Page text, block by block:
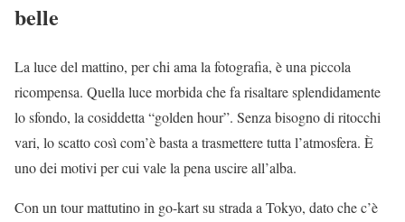
belle
La luce del mattino, per chi ama la fotografia, è una piccola
ricompensa. Quella luce morbida che fa risaltare splendidamente
lo sfondo, la cosiddetta “golden hour”. Senza bisogno di ritocchi
vari, lo scatto così com’è basta a trasmettere tutta l’atmosfera. È
uno dei motivi per cui vale la pena uscire all’alba.
Con un tour mattutino in go-kart su strada a Tokyo, dato che c’è